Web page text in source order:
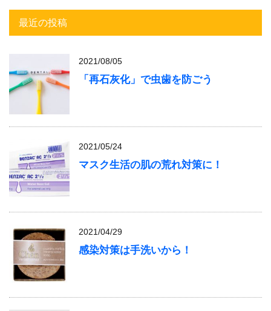
最近の投稿
2021/08/05
「再石灰化」で虫歯を防ごう
2021/05/24
マスク生活の肌の荒れ対策に！
2021/04/29
感染対策は手洗いから！